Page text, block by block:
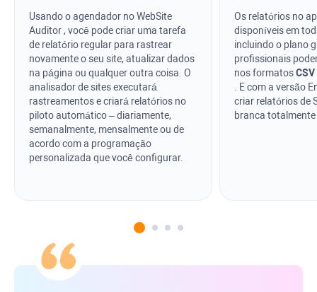
Usando o agendador noWebSite
Auditor, você pode criar uma tarefa
de relatório regular para rastrear
novamente o seu site, atualizar dados
na página ou qualquer outra coisa. O
analisador de sites executará
rastreamentos e criará relatórios no
piloto automático – diariamente,
semanalmente, mensalmente ou de
acordo com a programação
personalizada que você configurar.
Os relatórios no
disponíveis em
incluindo o plano
profissionais
nos formatosCSV
. E com a versão
criar relatórios de
branca